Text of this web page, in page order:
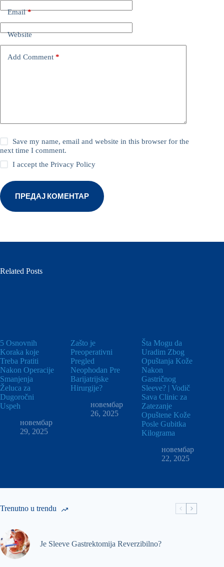
Email*
Website
Add Comment *
Save my name, email and website in this browser for the
next time I comment.
I accept thePrivacy Policy
ПРЕДАЈ КОМЕНТАР
Related Posts
5 Osnovnih
Koraka koje
Treba Pratiti
Nakon Operacije
Smanjenja
Želuca za
Dugoročni
Uspeh
новембар
29, 2025
Zašto je
Preoperativni
Pregled
Neophodan Pre
Barijatrijske
Hirurgije?
новембар
26, 2025
Šta Mogu da
Uradim Zbog
Opuštanja Kože
Nakon
Gastričnog
Sleeve? | Vodič
Sava Clinic za
Zatezanje
Opuštene Kože
Posle Gubitka
Kilograma
новембар
22, 2025
Trenutno u trendu
Je Sleeve Gastrektomija Reverzibilno?